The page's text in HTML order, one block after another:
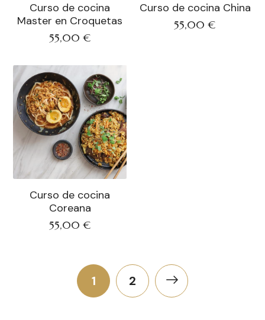
Curso de cocina
Master en Croquetas
55,00 €
Curso de cocina China
55,00€
Curso de cocina
Coreana
55,00 €
1 2